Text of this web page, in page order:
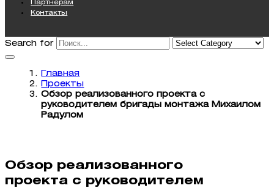
Партнёрам
Контакты
Search for
Главная
Проекты
Обзор реализованного проекта с
руководителем бригады монтажа Михаилом
Радулом
Обзор реализованного
проекта с руководителем